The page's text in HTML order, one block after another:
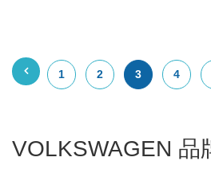
1 2 3 4
VOLKSWAGEN 品